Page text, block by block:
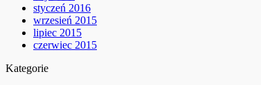
styczeń 2016
wrzesień 2015
lipiec 2015
czerwiec 2015
Kategorie